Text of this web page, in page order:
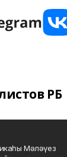
РБ
Мәләүез